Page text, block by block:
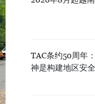
TAC条约50周年
神是构建地区安